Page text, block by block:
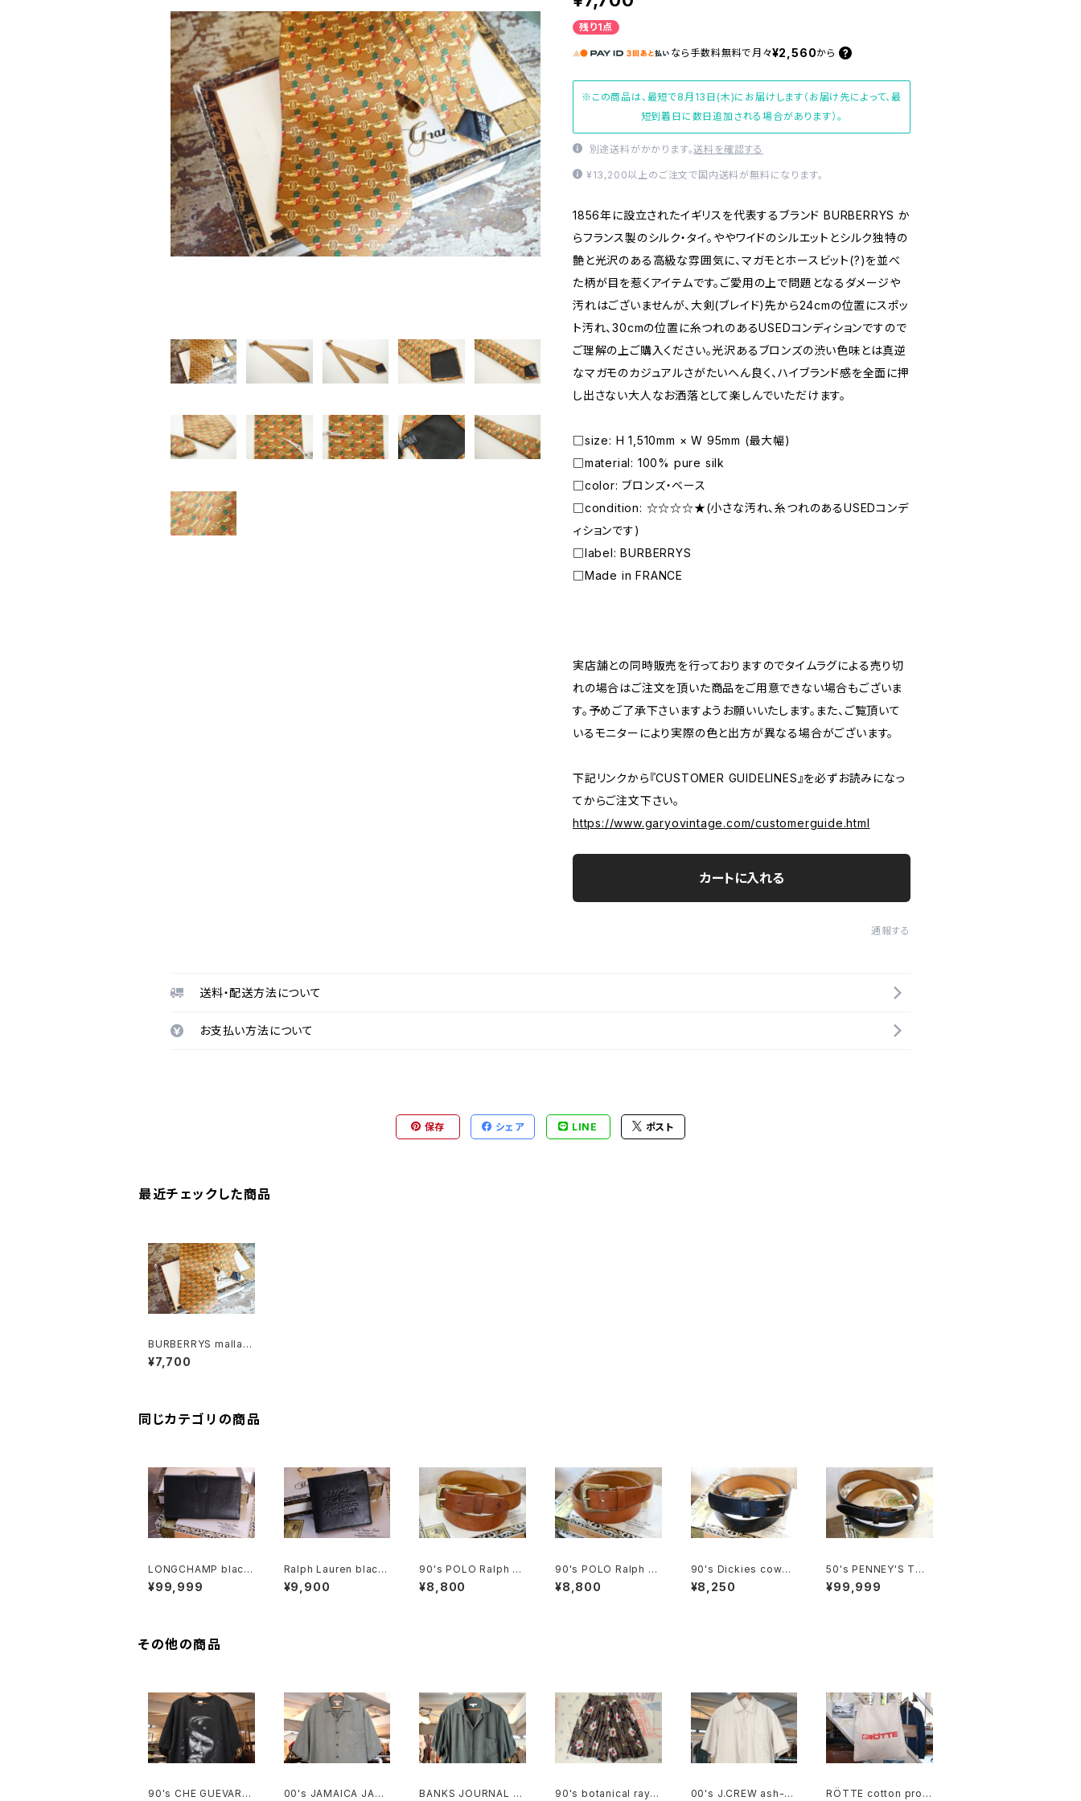
残り1点
なら 手数料無料で 月々¥2,560から
※この商品は、最短で8月13日(木)にお届けします（お届け先によって、最
短到着日に数日追加される場合があります）。
別途送料がかかります。送料を確認する
¥13,200以上のご注文で国内送料が無料になります。
1856年に設立されたイギリスを代表するブランド BURBERRYS か
らフランス製のシルク・タイ。ややワイドのシルエットとシルク独特の
艶と光沢のある高級な雰囲気に、マガモとホースビット(?)を並べ
た柄が目を惹くアイテムです。ご愛用の上で問題となるダメージや
汚れはございませんが、大剣(ブレイド)先から24cmの位置にスポッ
ト汚れ、30cmの位置に糸つれのあるUSEDコンディションですので
ご理解の上ご購入ください。光沢あるブロンズの渋い色味とは真逆
なマガモのカジュアルさがたいへん良く、ハイブランド感を全面に押
し出さない大人なお洒落として楽しんでいただけます。
□size: H 1,510mm × W 95mm (最大幅)
□material: 100% pure silk
□color: ブロンズ・ベース
□condition: ☆☆☆☆★(小さな汚れ、糸つれのあるUSEDコンデ
ィションです)
□label: BURBERRYS
□Made in FRANCE
実店舗との同時販売を行っておりますのでタイムラグによる売り切
れの場合はご注文を頂いた商品をご用意できない場合もございま
す。予めご了承下さいますようお願いいたします。また、ご覧頂いて
いるモニターにより実際の色と出方が異なる場合がございます。
下記リンクから『CUSTOMER GUIDELINES』を必ずお読みになっ
てからご注文下さい。
https://www.garyovintage.com/customerguide.html
カートに入れる
通報する
送料・配送方法について
お支払い方法について
保存 シェア LINE ポスト
最近チェックした商品
BURBERRYS mallard
-duck printed silk T
ie "Made in FRANC
¥7,700
同じカテゴリの商品
LONGCHAMP black
leather Wallet
¥99,999
Ralph Lauren black
leather two fold Wa
llet w/BOX
¥9,900
90's POLO Ralph La
uren brown leather
Belt
¥8,800
90's POLO Ralph La
uren brown leather
Belt w/wide buckle
¥8,800
90's Dickies cowhi
de leather black Be
lt "Made in U.S.A."
¥8,250
50's PENNEY'S TO
WNCRAFT black sa
ddle leather Belt
¥99,999
その他の商品
90's CHE GUEVARA
00's JAMAICA JAXX
BANKS JOURNAL ra
90's botanical rayo
00's J.CREW ash-b
RÖTTE cotton prom